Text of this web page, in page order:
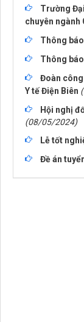
Trường
chuyên ngành
Thông
Thông
Đoàn công
Y tế Điện Biên
Hội nghị
(08/05/2024)
Lễ tốt
Đề án